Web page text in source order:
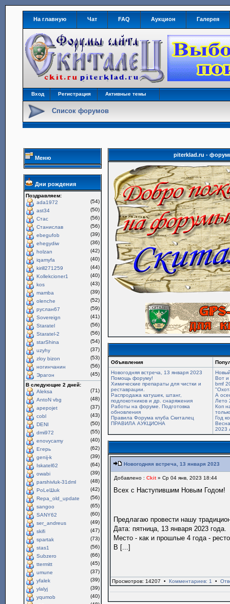
На главную Чат FAQ Аукцион Галерея
Вход Регистрация Активные темы
Список форумов
Меню
Дни рождения
Поздравляем:
ada1972
(54)
ast34
(50)
Стас
(56)
Станислав
(56)
ebegufob
(39)
ehegydiw
(36)
holzan
(42)
iqamyfa
(40)
kirill271259
(44)
Kollekcioner1
(40)
kos
(43)
mamba
(39)
olenche
(52)
руслан67
(59)
Sovereign
(41)
Staratel
(56)
Staratel-2
(56)
starShina
(54)
uzyhy
(37)
zloy bizon
(53)
ногинчанин
(56)
Эрагон
(45)
В следующие 2 дней:
Aleksa
(71)
AntoN vbg
(48)
apepojet
(37)
cobl
(43)
DENI
(50)
dmi972
(55)
enovycamy
(40)
Егерь
(62)
genij-k
(39)
Iskatel62
(64)
owabi
(39)
parshivluk-31dml
(48)
PoLeШuk
(42)
Repa_old_update
(56)
sangoo
(65)
SANY62
(60)
ser_andreus
(49)
skifi
(47)
spartak
(73)
stas1
(56)
Subzero
(66)
ttermitt
(45)
umune
(37)
yfalek
(39)
ylalyj
(39)
yqumob
(40)
piterklad.ru -
Объявления
Новогодняя встреча, 13 января 2023
Помощь форуму!
Химические препараты для чистки и
реставрации.
Распродажа катушек, штанг,
подлокотников и др. снаряжения
Работы на форуме. Подготовка
обновления
Правила Форума клуба Скиталец
ПРАВИЛА АУКЦИОНА
Вот и
bmf
А
Лето
Коп
Год
2023
Новогодняя встреча, 13 января 2023
Добавлено :Ckit» Ср 04 янв, 2023 18:44
Всех с Наступившим Новым Годом!
Предлагаю провести нашу
Дата: пятница, 13 января 2023 года.
Место - как и прошлые 4 года -
В [...]
Просмотров: 14207 •Комментариев: 1 •